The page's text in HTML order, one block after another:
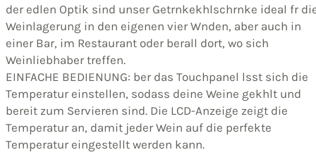
der edlen Optik sind unser Getrnkekhlschrnke ideal fr
Weinlagerung in den eigenen vier Wnden, aber auch in
einer Bar, im Restaurant oder berall dort, wo sich
Weinliebhaber treffen.
EINFACHE BEDIENUNG: ber das Touchpanel lsst sich die
Temperatur einstellen, sodass deine Weine gekhlt und
bereit zum Servieren sind. Die LCD-Anzeige zeigt die
Temperatur an, damit jeder Wein auf die perfekte
Temperatur eingestellt werden kann.